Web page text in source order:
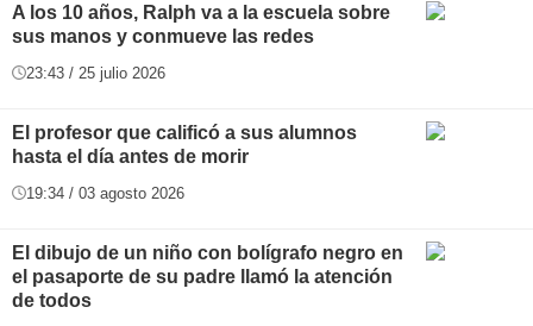
A los 10 años, Ralph va a la escuela sobre
sus manos y conmueve las redes
23:43 / 25 julio 2026
El profesor que calificó a sus alumnos
hasta el día antes de morir
19:34 / 03 agosto 2026
El dibujo de un niño con bolígrafo negro en
el pasaporte de su padre llamó la atención
de todos